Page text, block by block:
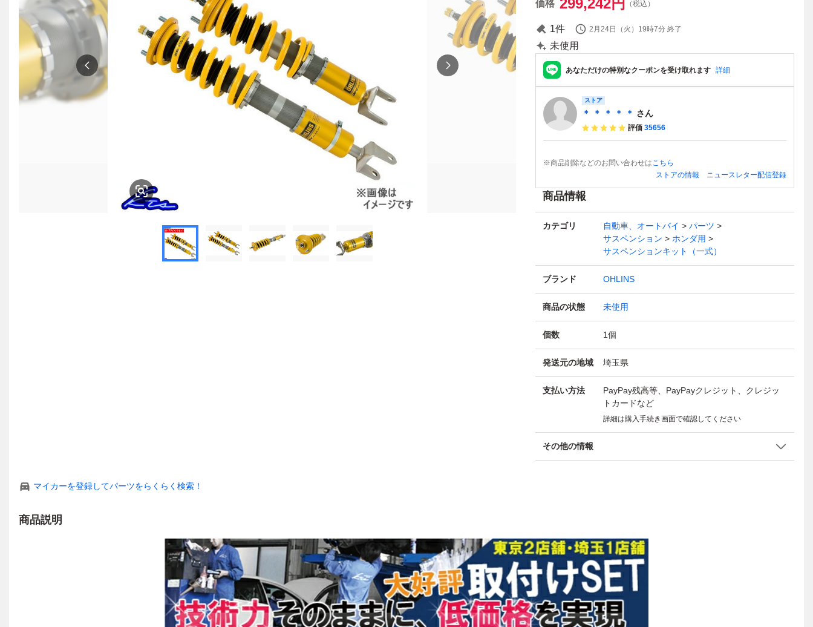
価格 299,242円 （税込）
1件 2月24日（火）19時7分 終了
未使用
あなただけの特別なクーポンを受け取れます 詳細
ストア
＊ ＊ ＊ ＊ ＊ さん
評価 35656
※商品削除などのお問い合わせはこちら
ストアの情報
ニュースレター配信登録
商品情報
カテゴリ 自動車、オートバイ
パーツ
サスペンション
ホンダ用
サスペンションキット（一式）
ブランド OHLINS
商品の状態 未使用
個数 1個
発送元の地域 埼玉県
支払い方法
PayPay残高等、PayPayクレジット、クレジッ
トカードなど
詳細は購入手続き画面で確認してください
その他の情報
マイカーを登録してパーツをらくらく検索！
商品説明